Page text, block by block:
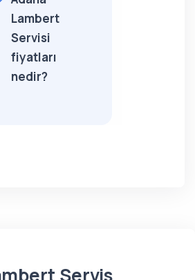
Lambert
Servisi
fiyatları
nedir?